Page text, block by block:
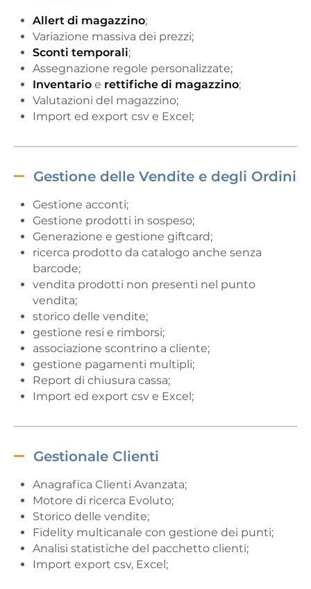
Allert di magazzino;
Variazione massiva dei prezzi;
Sconti temporali;
Assegnazione regole personalizzate;
Inventario e rettifiche di magazzino;
Valutazioni del magazzino;
Import ed export csv e Excel;
Gestione delle Vendite e degli Ordini
Gestione acconti;
Gestione prodotti in sospeso;
Generazione e gestione giftcard;
ricerca prodotto da catalogo anche senza
barcode;
vendita prodotti non presenti nel punto
vendita;
storico delle vendite;
gestione resi e rimborsi;
associazione scontrino a cliente;
gestione pagamenti multipli;
Report di chiusura cassa;
Import ed export csv e Excel;
Gestionale Clienti
Anagrafica Clienti Avanzata;
Motore di ricerca Evoluto;
Storico delle vendite;
Fidelity multicanale con gestione dei punti;
Analisi statistiche del pacchetto clienti;
Import export csv, Excel;